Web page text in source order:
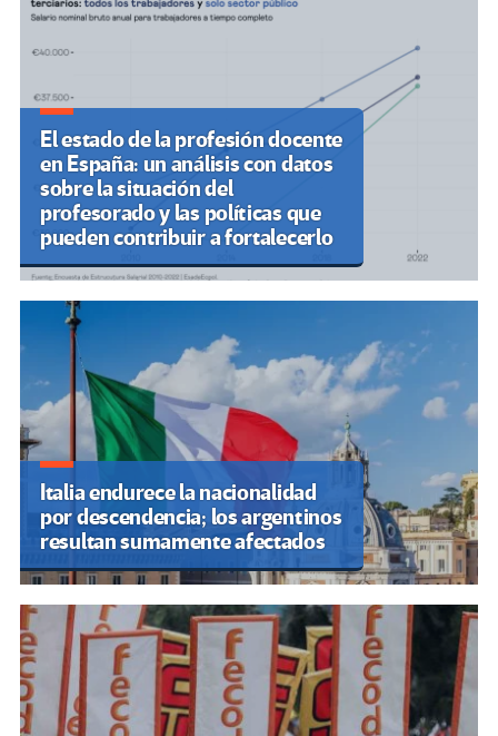
El estado de la profesión docente
en España: un análisis con datos
sobre la situación del
profesorado y las políticas que
pueden contribuir a fortalecerlo
Italia endurece la nacionalidad
por descendencia; los argentinos
resultan sumamente afectados